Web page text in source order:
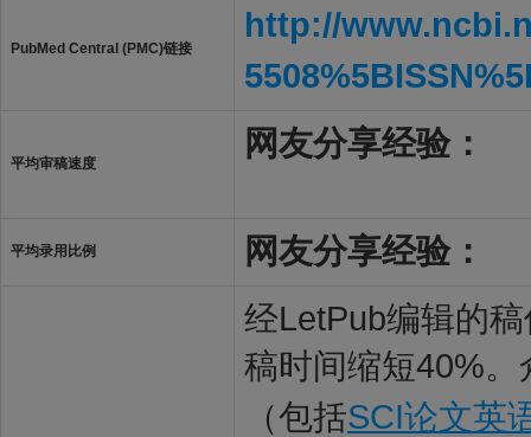
PubMed Central (PMC)链接
http://
平均审稿速度
网友分享经验：
平均录用比例 网友分享经验：
经LetPub编辑的
稿时间缩短40%
（包括SCI论文英